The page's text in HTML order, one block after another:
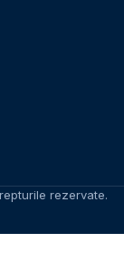
rezervate.